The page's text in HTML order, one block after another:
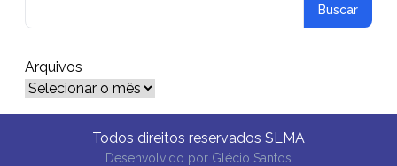
Arquivos
Arquivos
Todos direitos reservados SLMA
Desenvolvido por Glécio Santos